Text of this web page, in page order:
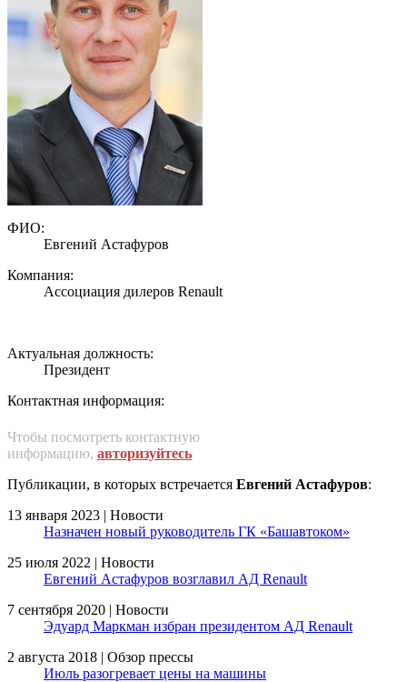
ФИО:
Евгений Астафуров
Компания:
Ассоциация дилеров Renault
Актуальная должность:
Президент
Контактная информация:
Чтобы посмотреть контактную
информацию, авторизуйтесь
Публикации, в которых встречается Евгений Астафуров:
13 января 2023 | Новости
Назначен новый руководитель ГК «Башавтоком»
25 июля 2022 | Новости
Евгений Астафуров возглавил АД Renault
7 сентября 2020 | Новости
Эдуард Маркман избран президентом АД Renault
2 августа 2018 | Обзор прессы
Июль разогревает цены на машины